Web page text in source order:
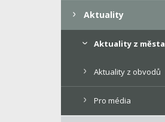
Aktuality
Aktuality z města
Aktuality z obvodů
Pro média